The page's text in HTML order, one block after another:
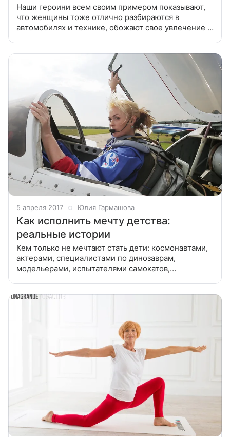
Наши героини всем своим примером показывают,
что женщины тоже отлично разбираются в
автомобилях и технике, обожают свое увлечение и
5 апреля 2017 Юлия Гармашова
Как исполнить мечту детства:
реальные истории
Кем только не мечтают стать дети: космонавтами,
актерами, специалистами по динозаврам,
модельерами, испытателями самокатов,